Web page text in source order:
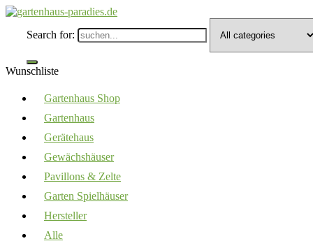
Search for:
Wunschliste
Gartenhaus Shop
Gartenhaus
Gerätehaus
Gewächshäuser
Pavillons & Zelte
Garten Spielhäuser
Hersteller
Alle